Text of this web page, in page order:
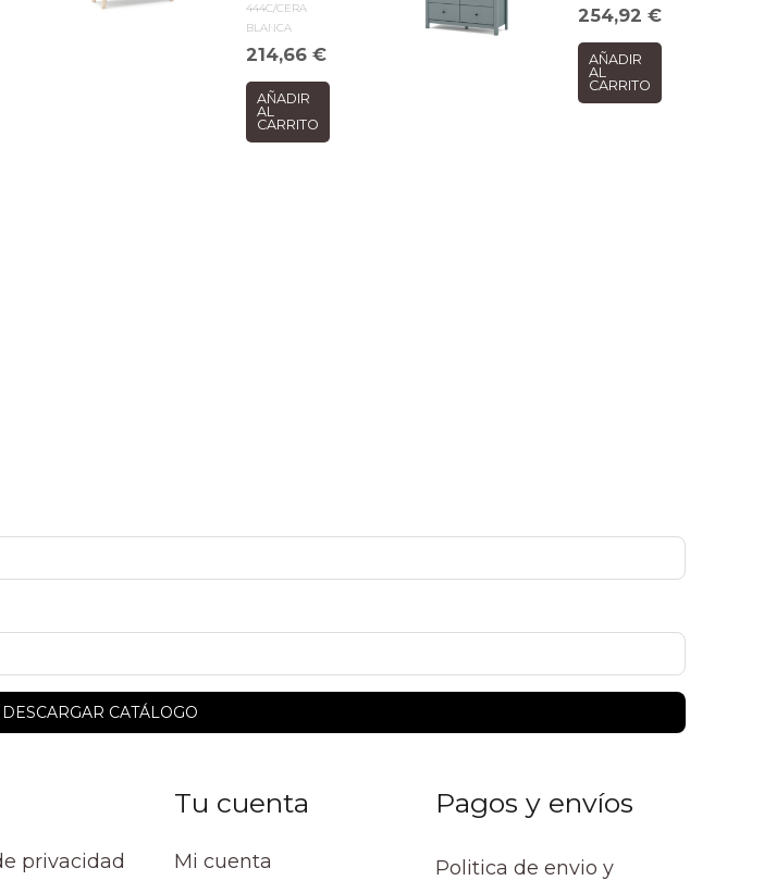
444C/CERA
BLANCA
214,66€
AÑADIR
AL
CARRITO
254,92€
AÑADIR
AL
CARRITO
privacidad
Tu cuenta
Mi cuenta
Pagos y envíos
Politica de envio y